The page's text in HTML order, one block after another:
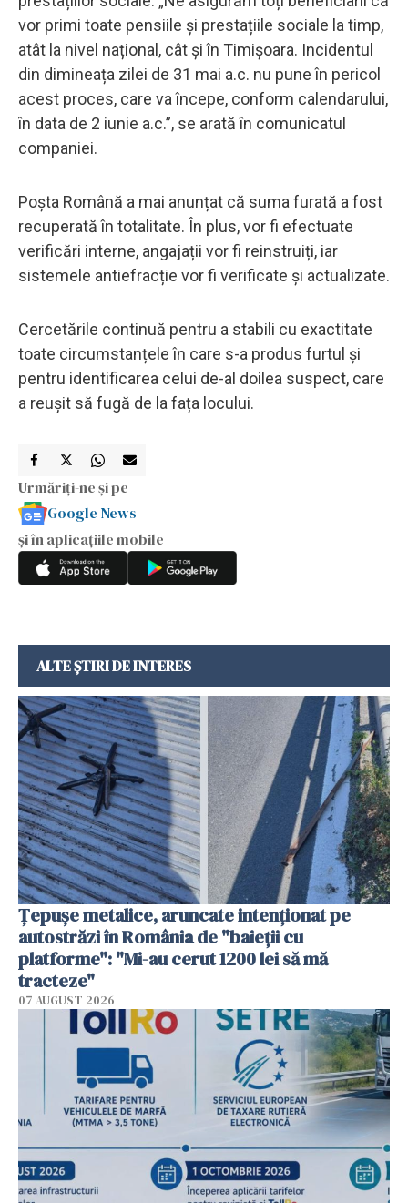
vor primi toate pensiile și prestațiile sociale la timp,
atât la nivel național, cât și în Timișoara. Incidentul
din dimineața zilei de 31 mai a.c. nu pune în pericol
acest proces, care va începe, conform calendarului,
în data de 2 iunie a.c.”, se arată în comunicatul
companiei.
Poșta Română a mai anunțat că suma furată a fost
recuperată în totalitate. În plus, vor fi efectuate
verificări interne, angajații vor fi reinstruiți, iar
sistemele antiefracție vor fi verificate și actualizate.
Cercetările continuă pentru a stabili cu exactitate
toate circumstanțele în care s-a produs furtul și
pentru identificarea celui de-al doilea suspect, care
a reușit să fugă de la fața locului.
Urmăriți-ne și pe
Google News
și în aplicațiile mobile
ALTE ȘTIRI DE INTERES
Țepușe metalice, aruncate intenționat pe
autostrăzi în România de "baieții cu
platforme": "Mi-au cerut 1200 lei să mă
tracteze"
07 AUGUST 2026